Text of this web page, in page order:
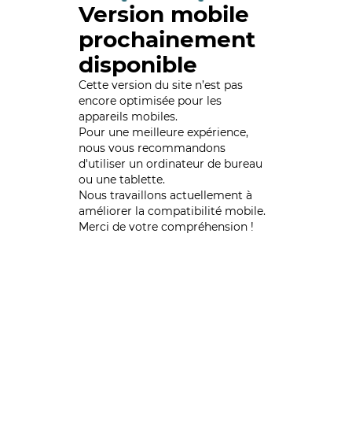
Version mobile
prochainement
disponible
Cette version du site n’est pas
encore optimisée pour les
appareils mobiles.
Pour une meilleure expérience,
nous vous recommandons
d'utiliser un ordinateur de bureau
ou une tablette.
Nous travaillons actuellement à
améliorer la compatibilité mobile.
Merci de votre compréhension !